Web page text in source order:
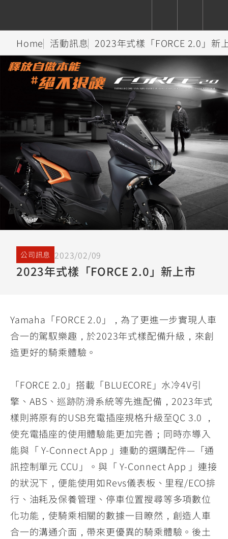
依風格 依排氣量
Super
Sport
Hyper
Naked
Sport
Heritage
YZF-R9
550+
YZF-R7
550+
251~549
MT-
09
Y-
AMT
550+
MT-
09
550+
MT-
Y-
AMT
MT-
MT-
03
251~549
MT-
15
XSR
700
550+
XSR
155
FZ-X
150
依風格 依排氣量
Premium Sport FashionAdventureFamily
TMAX
550+
XMAX
251~549
150
CYGNUS
XR
150
CYGNUS
X
125
FORCE
2.0
RS NEO
125
Limi
125
Vinoora
125
BW'S
125
PW50
50
AXIS
Z /
Zii
125
JOG
CUXiE
2.5 kw
追蹤愛車
我的愛車 瀏覽紀錄
Home 活動訊息 2023年式樣「FORCE 2.0」新
公司訊息 2023/02/09
2023年式樣「FORCE 2.0」新上市
Yamaha「FORCE 2.0」，為了更進一步實現人車
合一的駕馭樂趣，於2023年式樣配備升級，來創
造更好的騎乘體驗。
「FORCE 2.0」搭載「BLUECORE」水冷4V引
擎、ABS、巡跡防滑系統等先進配備，2023年式
樣則將原有的USB充電插座規格升級至QC 3.0 ，
使充電插座的使用體驗能更加完善；同時亦導入
能與「 Y-Connect App 」連動的選購配件—「通
訊控制單元 CCU」。與「 Y-Connect App 」連接
的狀況下，便能使用如Revs儀表板、里程/ECO排
行、油耗及保養管理、停車位置搜尋等多項數位
化功能，使騎乘相關的數據一目瞭然，創造人車
合一的溝通介面，帶來更優異的騎乘體驗。後土